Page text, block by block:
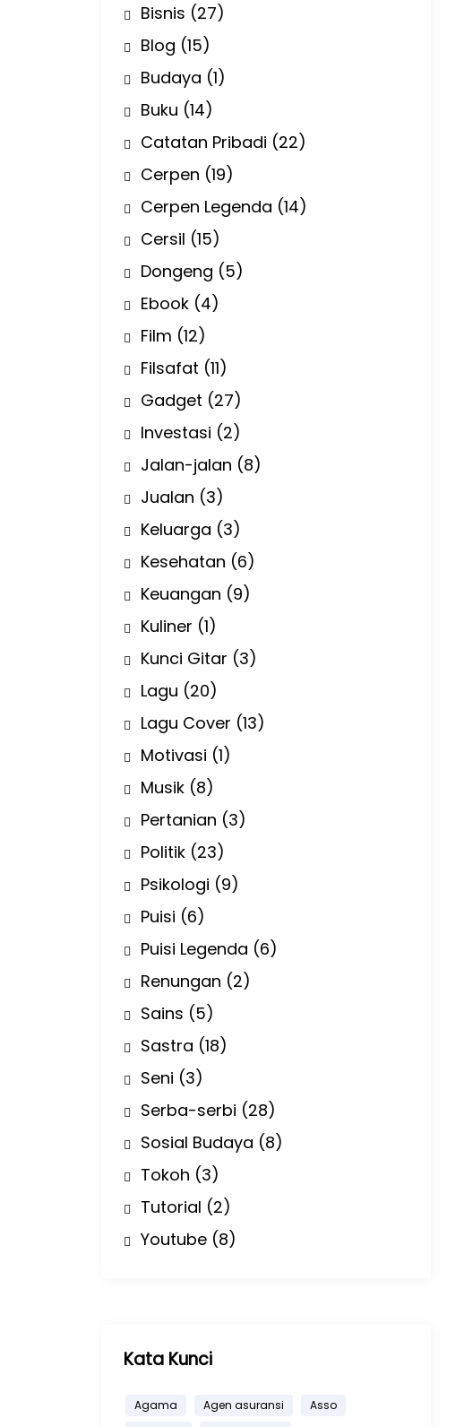
Bisnis (27)
Blog (15)
Budaya (1)
Buku (14)
Catatan Pribadi (22)
Cerpen (19)
Cerpen Legenda (14)
Cersil (15)
Dongeng (5)
Ebook (4)
Film (12)
Filsafat (11)
Gadget (27)
Investasi (2)
Jalan-jalan (8)
Jualan (3)
Keluarga (3)
Kesehatan (6)
Keuangan (9)
Kuliner (1)
Kunci Gitar (3)
Lagu (20)
Lagu Cover (13)
Motivasi (1)
Musik (8)
Pertanian (3)
Politik (23)
Psikologi (9)
Puisi (6)
Puisi Legenda (6)
Renungan (2)
Sains (5)
Sastra (18)
Seni (3)
Serba-serbi (28)
Sosial Budaya (8)
Tokoh (3)
Tutorial (2)
Youtube (8)
Kata Kunci
Agama Agen asuransi
Asso